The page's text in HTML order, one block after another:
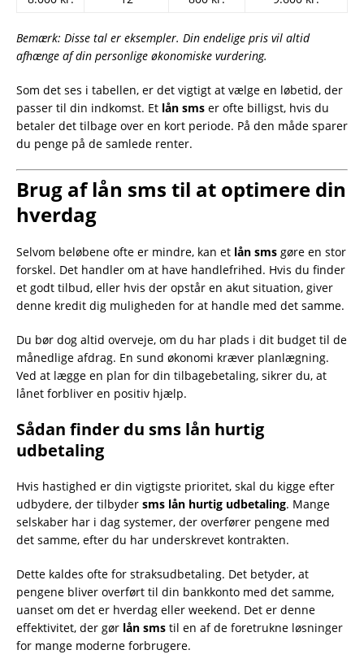
Bemærk: Disse tal er eksempler. Din endelige pris vil altid
afhænge af din personlige økonomiske vurdering.
Som det ses i tabellen, er det vigtigt at vælge en løbetid, der
passer til din indkomst. Et lån sms er ofte billigst, hvis du
betaler det tilbage over en kort periode. På den måde sparer
du penge på de samlede renter.
Brug af lån sms til at optimere din
hverdag
Selvom beløbene ofte er mindre, kan et lån sms gøre en stor
forskel. Det handler om at have handlefrihed. Hvis du finder
et godt tilbud, eller hvis der opstår en akut situation, giver
denne kredit dig muligheden for at handle med det samme.
Du bør dog altid overveje, om du har plads i dit budget til de
månedlige afdrag. En sund økonomi kræver planlægning.
Ved at lægge en plan for din tilbagebetaling, sikrer du, at
lånet forbliver en positiv hjælp.
Sådan finder du sms lån hurtig
udbetaling
Hvis hastighed er din vigtigste prioritet, skal du kigge efter
udbydere, der tilbyder sms lån hurtig udbetaling. Mange
selskaber har i dag systemer, der overfører pengene med
det samme, efter du har underskrevet kontrakten.
Dette kaldes ofte for straksudbetaling. Det betyder, at
pengene bliver overført til din bankkonto med det samme,
uanset om det er hverdag eller weekend. Det er denne
effektivitet, der gør lån sms til en af de foretrukne løsninger
for mange moderne forbrugere.